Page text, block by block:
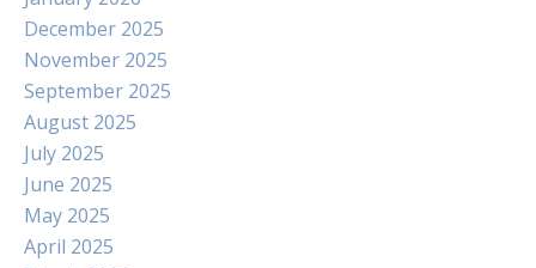
December 2025
November 2025
September 2025
August 2025
July 2025
June 2025
May 2025
April 2025